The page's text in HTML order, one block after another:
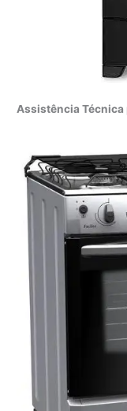
Assistência Técnica